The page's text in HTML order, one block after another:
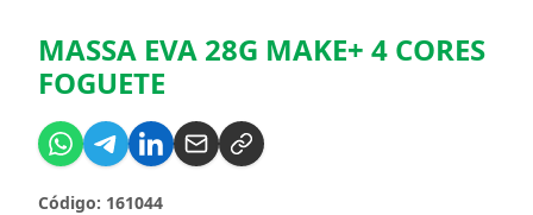
MASSA EVA 28G MAKE+ 4 CORES
FOGUETE
Código: 161044